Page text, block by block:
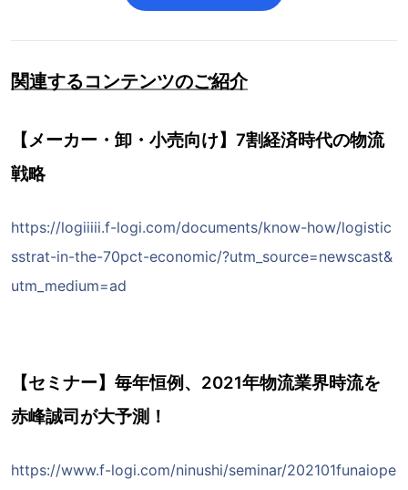
関連するコンテンツのご紹介
【メーカー・卸・小売向け】7割経済時代の物流
戦略
https://logiiiii.f-logi.com/documents/know-how/logistic
sstrat-in-the-70pct-economic/?utm_source=newscast&
utm_medium=ad
【セミナー】毎年恒例、2021年物流業界時流を
赤峰誠司が大予測！
https://www.f-logi.com/ninushi/seminar/202101funaiope